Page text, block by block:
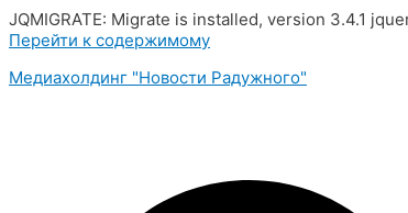
JQMIGRATE: Migrate is installed, version 3.4.1
Перейти к содержимому
Медиахолдинг "Новости Радужного"